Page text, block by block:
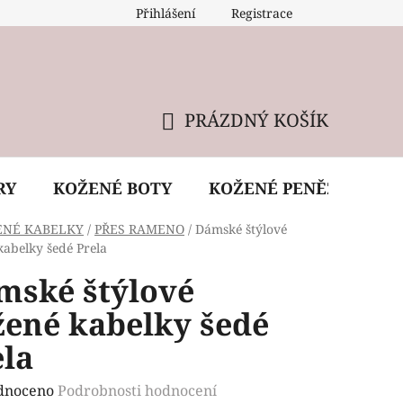
Reklamační podmínky
Přihlášení Registrace
KOŠÍK
PRÁZDNÝ KOŠÍK
KOŽENÉ BOTY KOŽENÉ PENĚŽENKY
KABELKY / PŘES RAMENO / Dámské štýlové
šedé Prela
štýlové
kabelky šedé
Podrobnosti hodnocení